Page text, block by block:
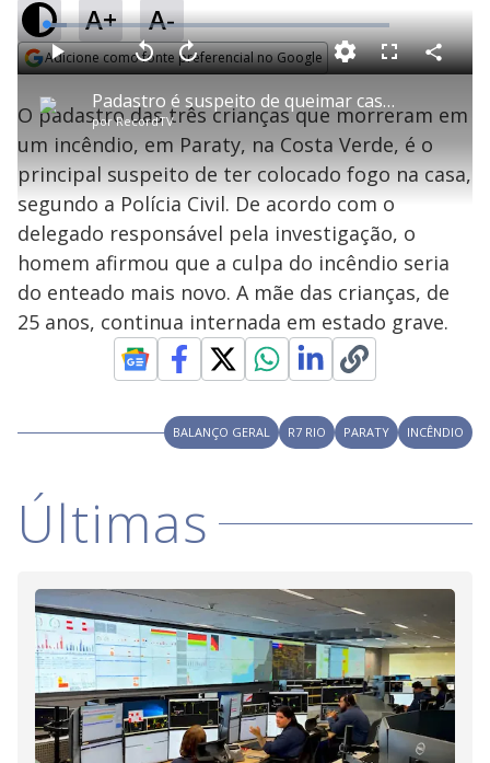
A+ A-
Adicione como fonte preferencial no Google
P
l
a
y
V
i
d
e
o
Padastro é suspeito de queimar casa e matar três crianças em Paraty (RJ)
porRecordTV
P V
t
a
r
0
e
g
n
d
s
A
n
ç
a
r
1
s
e
o
M
u
L
o
a
d
e
.
2
0
%
F
l
s
c
e
e
C
o
a
O padastro das três crianças que morreram em
um incêndio, em Paraty, na Costa Verde, é o
principal suspeito de ter colocado fogo na casa,
segundo a Polícia Civil. De acordo com o
delegado responsável pela investigação, o
homem afirmou que a culpa do incêndio seria
do enteado mais novo. A mãe das crianças, de
25 anos, continua internada em estado grave.
BALANÇO GERAL R7 RIO PARATY INCÊNDIO
Últimas